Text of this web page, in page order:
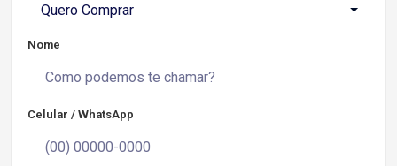
Quero Comprar
Nome
Celular / WhatsApp